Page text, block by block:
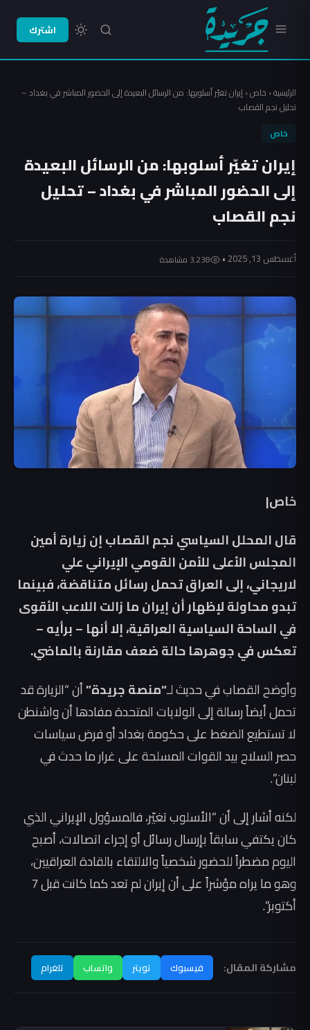
اشترك
الرئيسية‹ خاص‹إيران تغيّر أسلوبها: من الرسائل البعيدة إلى الحضور المباشر في بغداد –
تحليل نجم القصاب
خاص
إيران تغيّر أسلوبها: من الرسائل البعيدة
إلى الحضور المباشر في بغداد – تحليل
نجم القصاب
أغسطس 13, 2025 • 3٬238 مشاهدة
خاص|
قال المحلل السياسي نجم القصاب إن زيارة أمين
المجلس الأعلى للأمن القومي الإيراني علي
لاريجاني، إلى العراق تحمل رسائل متناقضة، فبينما
تبدو محاولة لإظهار أن إيران ما زالت اللاعب الأقوى
في الساحة السياسية العراقية، إلا أنها – برأيه –
تعكس في جوهرها حالة ضعف مقارنة بالماضي.
وأوضح القصاب في حديث لـ“منصة جريدة”أن “الزيارة قد
تحمل أيضاً رسالة إلى الولايات المتحدة مفادها أن واشنطن
لا تستطيع الضغط على حكومة بغداد أو فرض سياسات
حصر السلاح بيد القوات المسلحة على غرار ما حدث في
لبنان”.
لكنه أشار إلى أن “الأسلوب تغيّر، فالمسؤول الإيراني الذي
كان يكتفي سابقاً بإرسال رسائل أو إجراء اتصالات، أصبح
اليوم مضطراً للحضور شخصياً والالتقاء بالقادة العراقيين،
وهو ما يراه مؤشراً على أن إيران لم تعد كما كانت قبل 7
أكتوبر”.
مشاركة المقال: فيسبوك تويتر واتساب تلغرام